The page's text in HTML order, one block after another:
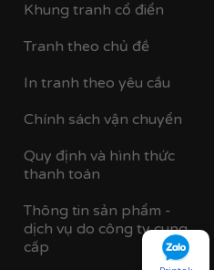
Khung tranh cổ điển
Tranh theo chủ đề
In tranh theo yêu cầu
Chính sách vận chuyển
Quy định và hình thức
thanh toán
Thông tin sản phẩm -
dịch vụ do công ty cung
cấp